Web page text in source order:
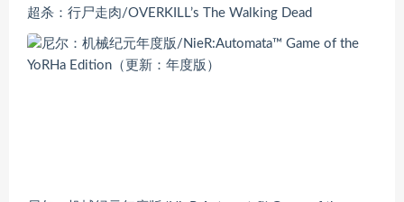
超杀：行尸走肉/OVERKILL’s The Walking Dead